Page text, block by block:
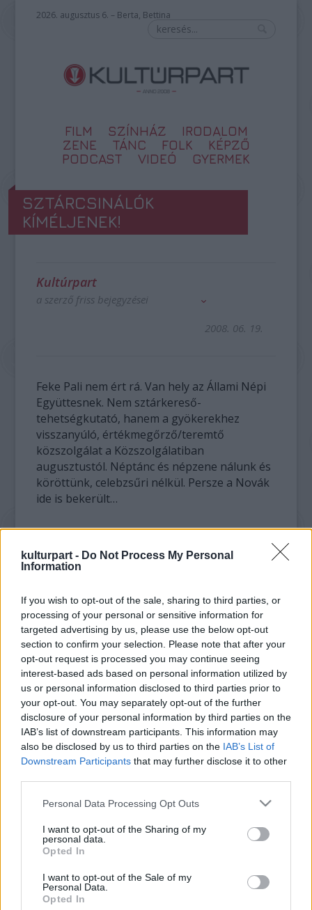
kulturpart - Do Not Process My Personal
Information
If you wish to opt-out of the sale, sharing to third parties, or
processing of your personal or sensitive information for
targeted advertising by us, please use the below opt-out
section to confirm your selection. Please note that after your
opt-out request is processed you may continue seeing
interest-based ads based on personal information utilized by
us or personal information disclosed to third parties prior to
your opt-out. You may separately opt-out of the further
disclosure of your personal information by third parties on the
IAB’s list of downstream participants. This information may
also be disclosed by us to third parties on the IAB’s List of
Downstream Participants that may further disclose it to other
Please note that this website/app uses one or more Google
not limited to your visit or usage behaviour. You may click to
grant or deny consent to Google and its third-party tags to
use your data for below specified purposes in below Google
consent section.
Personal Data Processing Opt Outs
I want to opt-out of the Sharing of my
personal data.
Opted In
I want to opt-out of the Sale of my
Personal Data.
Opted In
2026. augusztus 6. – Berta, Bettina
FILM SZÍNHÁZ
IRODALOM
ZENE
TÁNC FOLK
KÉPZŐ
PODCAST
VIDEÓ GYERMEK
SZTÁRCSINÁLÓK
KÍMÉLJENEK!
Kultúrpart
a szerző friss bejegyzései
2008. 06. 19.
Feke Pali nem ért rá. Van hely az Állami Népi
Együttesnek. Nem sztárkereső-
tehetségkutató, hanem a gyökerekhez
visszanyúló, értékmegőrző/teremtő
közszolgálat a Közszolgálatiban
augusztustól. Néptánc és népzene nálunk és
köröttünk, celebzsűri nélkül. Persze a Novák
ide is bekerült…
A videó megtekintéséhezAdobe Flash Player
szükséges!
Zene Folk Mozgópart
„AZ EMBERT EMBERRÉ TETTE…” – VASÁRNAP
ZÁRT A DOMBOS FEST
„NEM TÖBB EZER EMBERRE UTAZUNK, HANEM
EGY VÁLOGATOTT TÁRSASÁGRA”